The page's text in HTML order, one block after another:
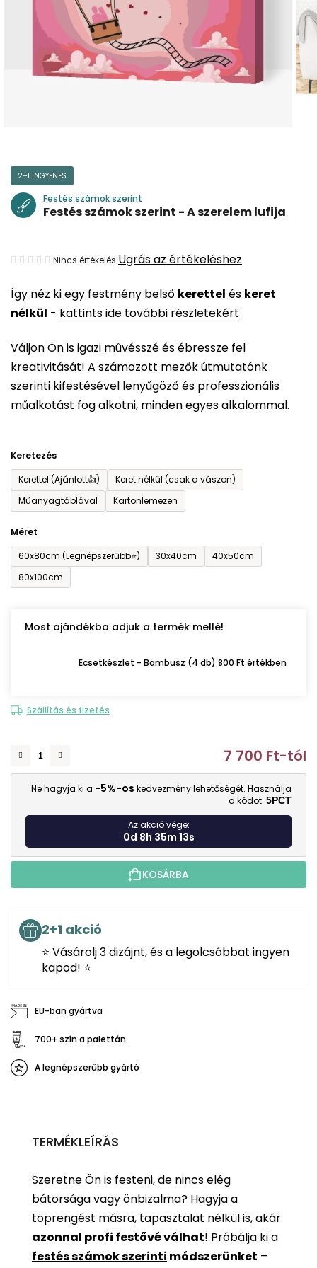
Így néz ki egy festmény belső kerettel és keret
nélkül - kattints ide további részletekért
Váljon Ön is igazi művésszé és ébressze fel
kreativitását! A számozott mezők útmutatónk
szerinti kifestésével lenyűgöző és professzionális
műalkotást fog alkotni, minden egyes alkalommal.
Keretezés
Kerettel (Ajánlott👍)
Keret nélkül (csak a vászon)
Műanyagtáblával
Kartonlemezen
Méret
60x80cm (Legnépszerűbb⭐)
30x40cm
40x50cm
80x100cm
Most ajándékba adjuk a termék mellé!
Ecsetkészlet - Bambusz (4 db) 800 Ft értékben
Szállítás és fizetés
7 700 Ft-tól
Ne hagyja ki a -5%-os kedvezmény lehetőségét. Használja
a kódot: 5PCT
Az akció vége:
0d 8h 35m 12s
KOSÁRBA
2+1 akció
⭐ Vásárolj 3 dizájnt, és a legolcsóbbat ingyen
kapod! ⭐
EU-ban gyártva
700+ szín a palettán
A legnépszerűbb gyártó
2+1 INGYENES
Festés számok szerint
Festés számok szerint - A szerelem lufija
A
átlagos
értékelése
ből
0,0
csillag.
Nincs értékelés Ugrás az értékeléshez
TERMÉKLEÍRÁS
Szeretne Ön is festeni, de nincs elég
bátorsága vagy önbizalma? Hagyja a
töprengést másra, tapasztalat nélkül is, akár
azonnal profi festővé válhat! Próbálja ki a
festés számok szerinti módszerünket –